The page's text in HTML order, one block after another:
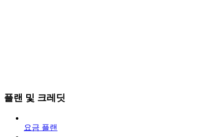
플랜 및 크레딧
요금 플랜